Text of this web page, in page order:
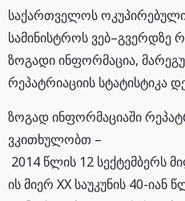
საქართველოს
სამინისტროს ვებ–გვერდზე
ზოგადი ინფორმაცია,
რეპატრიაციის სტატისტიკა
ზოგად ინფორმაციაში
ვკითხულობთ –
2014 წლის 12 სექტემბერს
ის მიერ XX საუკუნის 40-